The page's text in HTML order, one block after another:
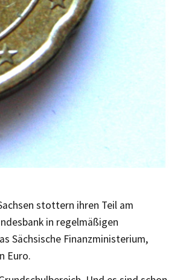
stottern ihren Teil am
in regelmäßigen
Sächsische Finanzministerium,
Euro.